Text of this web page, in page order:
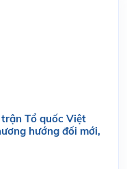
Tổ quốc Việt
hướng đối mới,